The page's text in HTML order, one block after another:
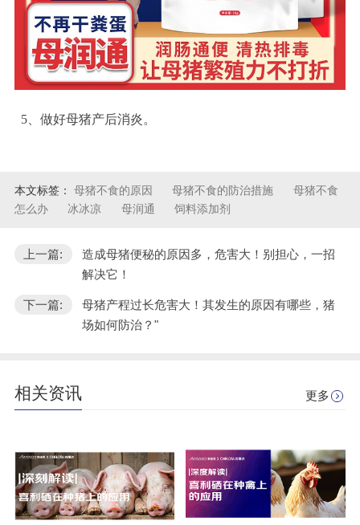
5、做好母猪产后消炎。
本文标签： 母猪不食的原因 母猪不食的防治措施
母猪不食
怎么办
冰冰凉 母润通 饲料添加剂
上一篇:
造成母猪便秘的原因多，危害大！别担心，一招
解决它！
下一篇:
母猪产程过长危害大！其发生的原因有哪些，猪
场如何防治？"
相关资讯 更多